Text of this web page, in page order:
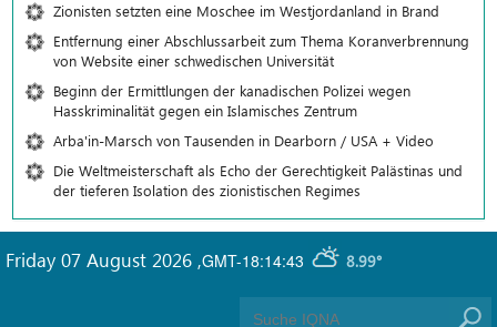
Zionisten setzten eine Moschee im Westjordanland in Brand
Entfernung einer Abschlussarbeit zum Thema Koranverbrennung
von Website einer schwedischen Universität
Beginn der Ermittlungen der kanadischen Polizei wegen
Hasskriminalität gegen ein Islamisches Zentrum
Arba'in-Marsch von Tausenden in Dearborn / USA + Video
Die Weltmeisterschaft als Echo der Gerechtigkeit Palästinas und
der tieferen Isolation des zionistischen Regimes
GMT-18:14:43 8.99°
Friday 07 August 2026 ,